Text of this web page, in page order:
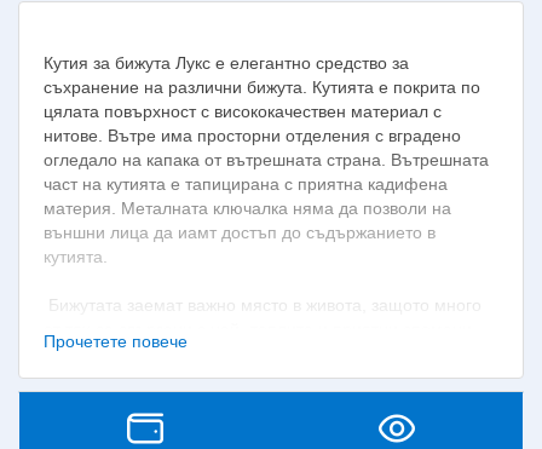
Кутия за бижута Лукс е елегантно средство за
съхранение на различни бижута. Кутията е покрита по
цялата повърхност с висококачествен материал с
нитове. Вътре има просторни отделения с вградено
огледало на капака от вътрешната страна. Вътрешната
част на кутията е тапицирана с приятна кадифена
материя. Металната ключалка няма да позволи на
външни лица да иамт достъп до съдържанието в
кутията.
Бижутата заемат важно място в живота, защото много
подаръци за рождени дни и други паметни дати.
Следователно, обичаните и скъпи за нас неща се
съхранение.
Прочетете повече